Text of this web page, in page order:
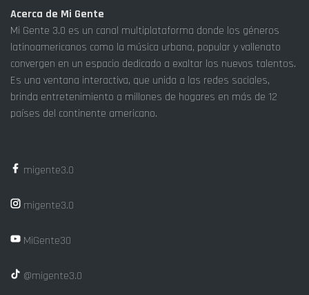
Acerca de Mi Gente
Mi Gente 3.0 es un canal multiplataforma donde los géneros
latinoamericanos como la música urbana, popular y vallenato
convergen en un espacio dedicado a exaltar los nuevos talentos.
Es una ventana interactiva, que unida a las redes sociales,
brinda entretenimiento a millones de hogares en más de 12
países del continente americano.
migente3.0
migente3.0
MiGente30
@migente3.0